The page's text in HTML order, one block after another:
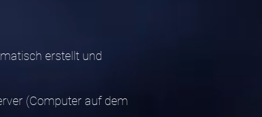
erstellt und
(Computer auf dem